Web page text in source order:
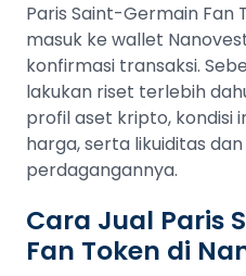
Paris Saint-Germain Fan
masuk ke wallet
konfirmasi transaksi.
lakukan riset terlebih
profil aset kripto, kondisi
harga, serta likuiditas
perdagangannya.
Cara Jual Paris
Fan Token di